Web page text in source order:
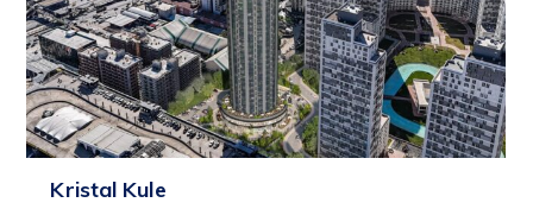
Kristal Kule